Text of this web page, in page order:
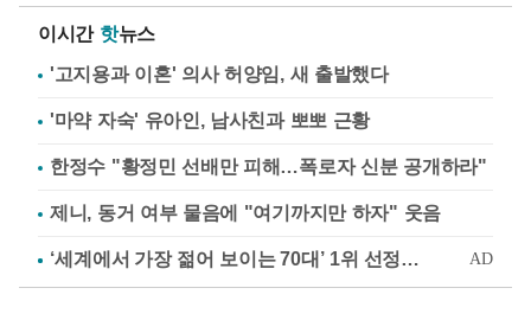
이시간 핫뉴스
'고지용과 이혼' 의사 허양임, 새 출발했다
'마약 자숙' 유아인, 남사친과 뽀뽀 근황
한정수 "황정민 선배만 피해…폭로자 신분 공개하라"
제니, 동거 여부 물음에 "여기까지만 하자" 웃음